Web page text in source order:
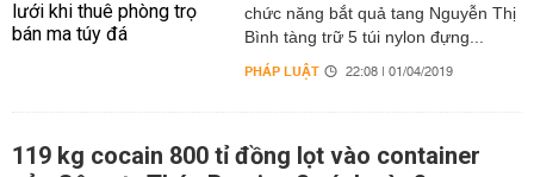
chức năng bắt quả tang Nguyễn Thị
Bình tàng trữ 5 túi nylon đựng...
PHÁP LUẬT 22:08 | 01/04/2019
119 kg cocain 800 tỉ đồng lọt vào container